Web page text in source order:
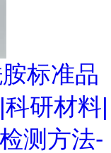
标准品
研材料|
测方法-